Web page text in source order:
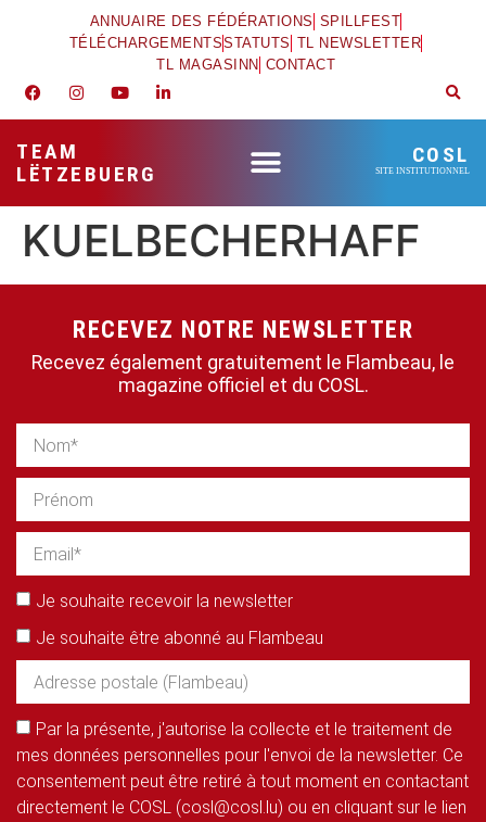
ANNUAIRE DES FÉDÉRATIONS SPILLFEST
TÉLÉCHARGEMENTSSTATUTS TL NEWSLETTER
TL MAGASINN CONTACT
TEAM
LËTZEBUERG
COSL
SITE INSTITUTIONNEL
KUELBECHERHAFF
RECEVEZ NOTRE NEWSLETTER
Recevez également gratuitement le Flambeau, le
magazine officiel et du COSL.
Je souhaite recevoir la newsletter
Je souhaite être abonné au Flambeau
Par la présente, j'autorise la collecte et le traitement de
mes données personnelles pour l'envoi de la newsletter. Ce
consentement peut être retiré à tout moment en contactant
directement le COSL (cosl@cosl.lu) ou en cliquant sur le lien